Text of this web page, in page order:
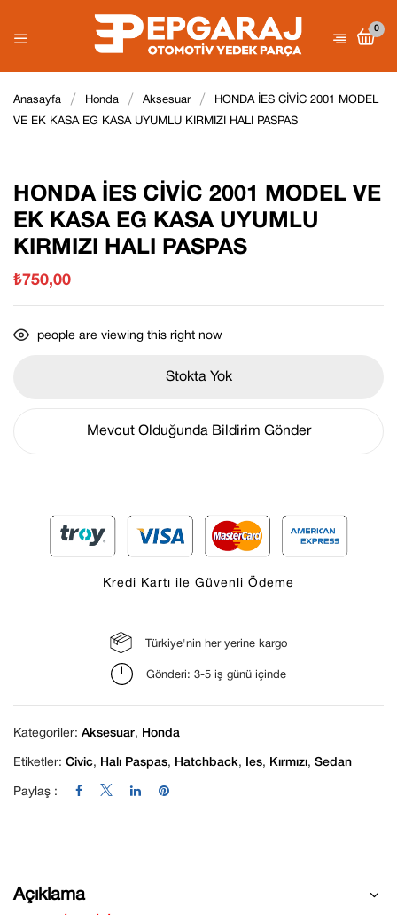
0
Anasayfa Honda Aksesuar
HONDA İES CİVİC 2001 MODEL
VE EK KASA EG KASA UYUMLU KIRMIZI HALI PASPAS
HONDA İES CİVİC 2001 MODEL VE
EK KASA EG KASA UYUMLU
KIRMIZI HALI PASPAS
₺750,00
people are viewing this right now
Stokta Yok
Mevcut Olduğunda Bildirim Gönder
Kredi Kartı ile Güvenli Ödeme
Türkiye'nin her yerine kargo
Gönderi: 3-5 iş günü içinde
Kategoriler: Aksesuar, Honda
Etiketler: Civic, Halı Paspas, Hatchback, Ies, Kırmızı, Sedan
Paylaş :
Açıklama
Derecelendirmeniz
adım, e-posta adresim ve site adresim bu
tarayıcıya kaydedilsin.